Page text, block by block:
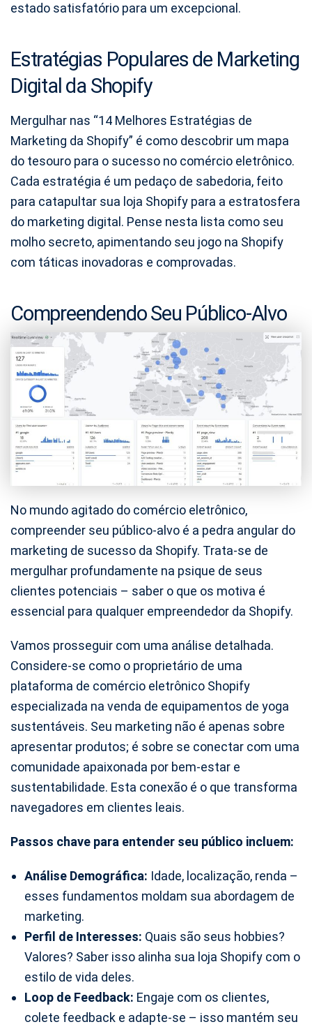
estado satisfatório para um excepcional.
Estratégias Populares de Marketing
Digital da Shopify
Mergulhar nas “14 Melhores Estratégias de
Marketing da Shopify” é como descobrir um mapa
do tesouro para o sucesso no comércio eletrônico.
Cada estratégia é um pedaço de sabedoria, feito
para catapultar sua loja Shopify para a estratosfera
do marketing digital. Pense nesta lista como seu
molho secreto, apimentando seu jogo na Shopify
com táticas inovadoras e comprovadas.
Compreendendo Seu Público-Alvo
No mundo agitado do comércio eletrônico,
compreender seu público-alvo é a pedra angular do
marketing de sucesso da Shopify. Trata-se de
mergulhar profundamente na psique de seus
clientes potenciais – saber o que os motiva é
essencial para qualquer empreendedor da Shopify.
Vamos prosseguir com uma análise detalhada.
Considere-se como o proprietário de uma
plataforma de comércio eletrônico Shopify
especializada na venda de equipamentos de yoga
sustentáveis. Seu marketing não é apenas sobre
apresentar produtos; é sobre se conectar com uma
comunidade apaixonada por bem-estar e
sustentabilidade. Esta conexão é o que transforma
navegadores em clientes leais.
Passos chave para entender seu público incluem:
Análise Demográfica: Idade, localização, renda –
esses fundamentos moldam sua abordagem de
marketing.
Perfil de Interesses: Quais são seus hobbies?
Valores? Saber isso alinha sua loja Shopify com o
estilo de vida deles.
Loop de Feedback: Engaje com os clientes,
colete feedback e adapte-se – isso mantém seu